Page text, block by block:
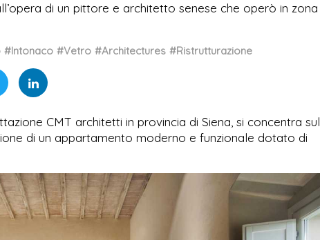
di un pittore e architetto senese che operò in zona
#Intonaco #Vetro #Architectures #Ristrutturazione
CMT architetti in provincia di Siena, si concentra sul
di un appartamento moderno e funzionale dotato di